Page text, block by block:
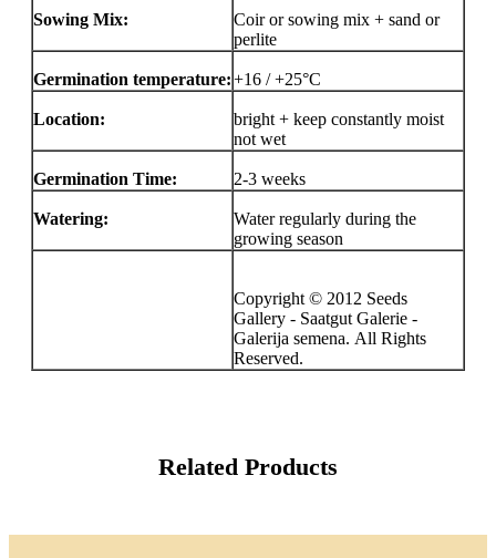
Sowing Mix:
Coir or sowing mix + sand or
perlite
Germination temperature:+16 / +25°C
Location:
bright + keep constantly moist
not wet
Germination Time: 2-3 weeks
Watering:
Water regularly during the
growing season
Copyright © 2012 Seeds
Gallery - Saatgut Galerie -
Galerija semena. All Rights
Reserved.
Related Products